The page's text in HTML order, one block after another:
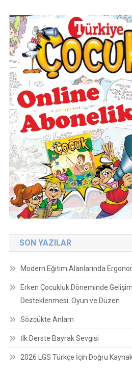
SON YAZILAR
Modern Eğitim Alanlarında
Erken Çocukluk Döneminde
Desteklenmesi: Oyun ve Düzen
Sözcükte Anlam
İlk Derste Bayrak Sevgisi
2026 LGS Türkçe İçin Doğru